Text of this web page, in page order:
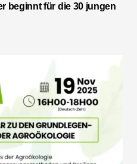
beginnt für die 30 jungen